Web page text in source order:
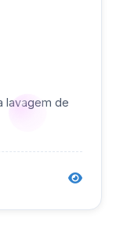
lavagem de